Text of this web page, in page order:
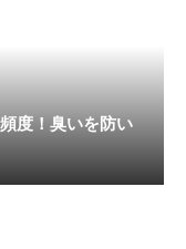
度！臭いを防い